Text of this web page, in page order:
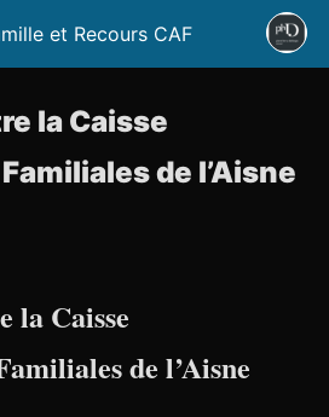
et Recours CAF
la Caisse
de l’Aisne
la Caisse
de l’Aisne